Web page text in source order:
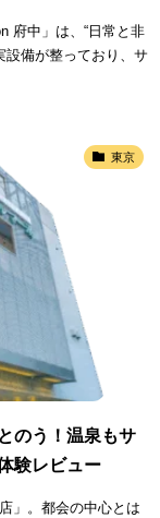
府中」は、“日常と非
設備が整っており、サ
東京
のう！温泉もサ
験レビュー
」。都会の中心とは